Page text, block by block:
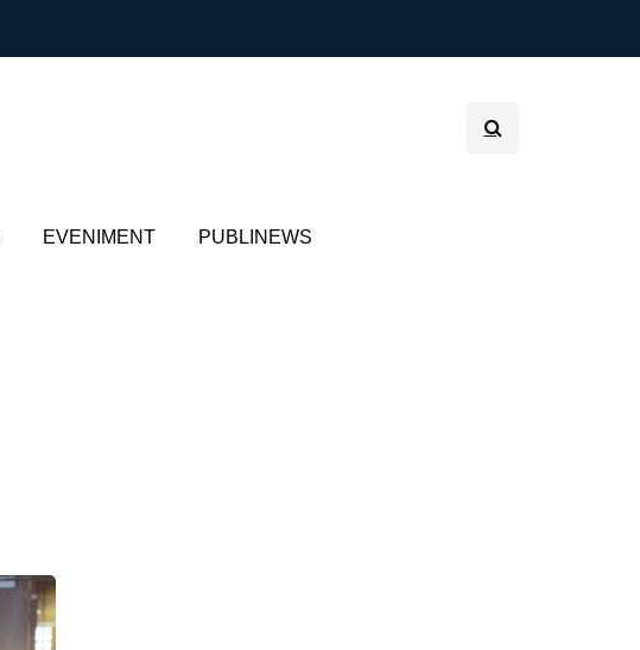
EVENIMENT PUBLINEWS